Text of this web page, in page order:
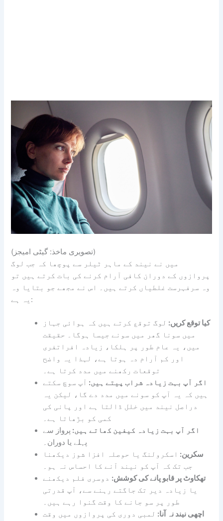
(تصویری ماخذ: گیٹی امیجز)
میں نے نیند کے ماہر ٹیلر سے پوچھا کہ جب لوگ
پروازوں کے دوران کافی آرام کرنے کی بات کرتے ہیں تو
وہ سرفہرست غلطیاں کرتے ہیں۔ اس نے مجھے جو بتایا وہ
یہ ہے:
کیا توقع کریں: لوگ توقع کرتے ہیں کہ ہوائی جہاز
میں سونا گھر میں سونے جیسا ہوگا۔ حقیقت
میں، یہ عام طور پر ہلکا، زیادہ افراتفری
اور کم آرام دہ ہوتا ہے، لہذا یہ واضح
توقعات رکھنے میں مدد کرتا ہے۔
اگر آپ بہت زیادہ شراب پیتے ہیں: آپ سوچ سکتے
ہیں کہ یہ آپ کو سونے میں مدد دے گا، لیکن یہ
دراصل نیند میں خلل ڈالتا ہے اور پانی کی
کمی کو بڑھاتا ہے۔
اگر آپ بہت زیادہ کیفین کھاتے ہیں: پرواز سے
پہلے یا دوران۔
سکرین: اسکرولنگ یا حوصلہ افزا شوز دیکھنا
جب تک کہ آپ کو نیند آنے کا احساس نہ ہو۔
تھکاوٹ پر قابو پانے کی کوشش: دوسری فلم دیکھنے
یا زیادہ دیر تک جاگتے رہنے سے، آپ قدرتی
طور پر سو جانے کا وقت گنوا رہے ہیں۔
اچھی نیند نہ آنا: لمبی دوری کی پروازوں میں وقت